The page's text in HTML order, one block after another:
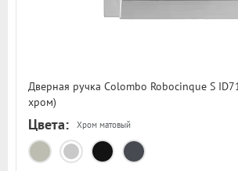
Дверная ручка Colombo Robocinque S
хром)
Цвета: Хром матовый